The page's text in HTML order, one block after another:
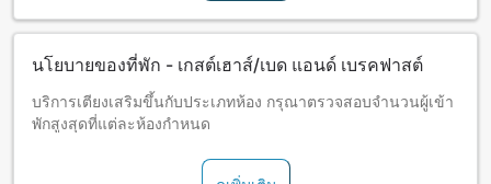
นโยบายของที่พัก - เกสต์เฮาส์/เบด แอนด์ เบรคฟาสต์
บริการเตียงเสริมขึ้นกับประเภทห้อง กรุณาตรวจสอบจำนวนผู้เข้า
พักสูงสุดที่แต่ละห้องกำหนด